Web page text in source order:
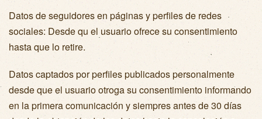
Datos de seguidores en páginas y perfiles de redes
sociales: Desde qu el usuario ofrece su consentimiento
hasta que lo retire.
Datos captados por perfiles publicados personalmente
desde que el usuario otroga su consentimiento informando
en la primera comunicación y siempres antes de 30 días